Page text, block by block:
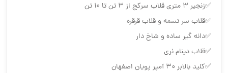
✅زنجير ٣ متري قلاب سركج از ٣ تن تا ١٠ تن
✅قلاب سر تسمه و قلاب قرقره
✅دانه گير ساده و شاخ دار
✅قلاب دينام نري
✅كليد بالابر ٣٠ آمپر پويان اصفهان